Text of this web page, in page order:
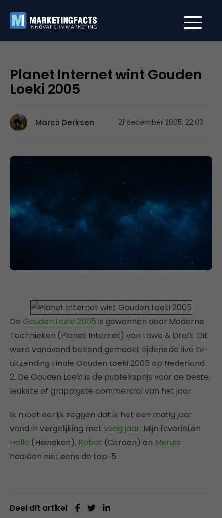
Planet Internet wint Gouden
Loeki 2005
Marco Derksen 21 december 2005, 22:03
De Gouden Loeki 2005 is gewonnen door Moderne
Technieken (Planet Internet) van Lowe & Draft. Dit
werd vanavond bekend gemaakt tijdens de live tv-
uitzending Finale Gouden Loeki 2005 op Nederland
2. De Gouden Loeki is de publieksprijs voor de beste,
leukste of grappigste commercial van het jaar.
Ik moet eerlijk zeggen dat ik het een matig jaar
vond in vergelijking met vorig jaar. Mijn favorieten
Hello (Heineken), Robot (Citroen) en Menzis
haalden niet eens de top-5.
Deel dit artikel